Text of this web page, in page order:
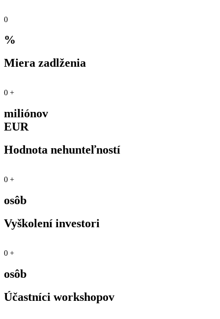
0
%
Miera zadlženia
0 +
miliónov
EUR
Hodnota nehunteľností
0 +
osôb
Vyškolení investori
0 +
osôb
Účastníci workshopov